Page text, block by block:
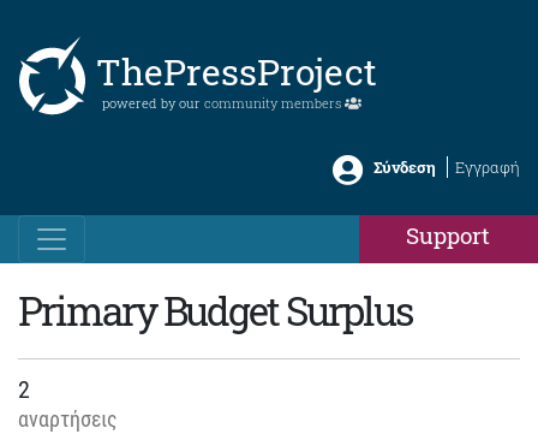
ThePressProject
powered by our community members
Σύνδεση Εγγραφή
Support
Primary Budget Surplus
2
αναρτήσεις